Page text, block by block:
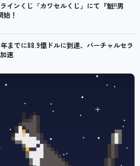
インくじ「カワセルくじ」にて『魁!!男
始！
までに88.9億ドルに到達、バーチャルセラ
速